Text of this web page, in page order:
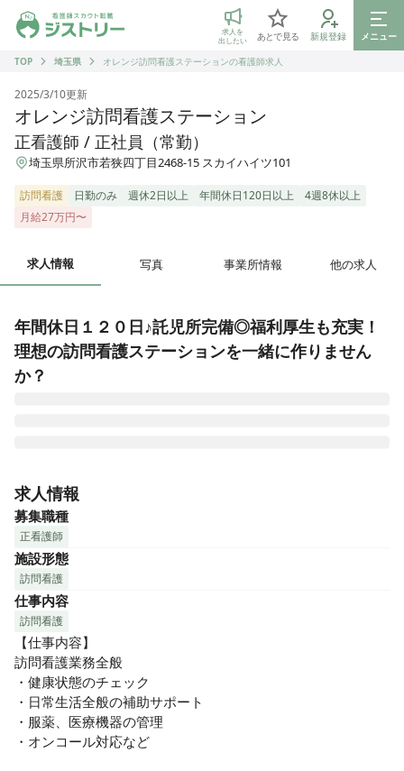
ジストリー 看護師の転職マッチング
求人を
出したい
あとで見る 新規登録
メニュー
TOP
埼玉県 オレンジ訪問看護ステーションの看護師求人
2025/3/10更新
オレンジ訪問看護ステーション
正看護師 / 正社員（常勤）
埼玉県所沢市若狭四丁目2468-15 スカイハイツ101
訪問看護 日勤のみ 週休2日以上 年間休日120日以上
4週8休以上
月給27万円〜
求人情報 写真 事業所情報 他の求人
年間休日１２０日♪託児所完備◎福利厚生も充実！
理想の訪問看護ステーションを一緒に作りません
か？
した訪問看護ステーションです。「わかさクリニック」はか
ねてより在宅医療にも注力しており、地域の患者さんを中心
に緩和ケアを行っております。これまでの在宅医療でのノウ
ハウが蓄積されているので、訪問看護未経験の方にもしっか
りと研修・教育出来る環境です。共に事業所を作っていきま
せんか？
求人情報
募集職種
正看護師
施設形態
訪問看護
仕事内容
訪問看護
【仕事内容】
訪問看護業務全般
・健康状態のチェック
・日常生活全般の補助サポート
・服薬、医療機器の管理
・オンコール対応など